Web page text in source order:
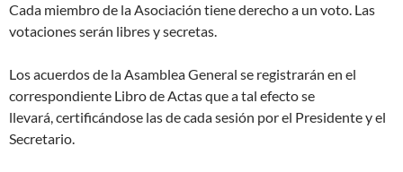
Cada miembro de la Asociación tiene derecho a un voto. Las
votaciones serán libres y secretas.
Los acuerdos de la Asamblea General se registrarán en el
correspondiente Libro de Actas que a tal efecto se
llevará, certificándose las de cada sesión por el Presidente y el
Secretario.